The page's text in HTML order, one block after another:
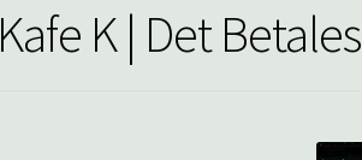
Kafe K | Det Betales